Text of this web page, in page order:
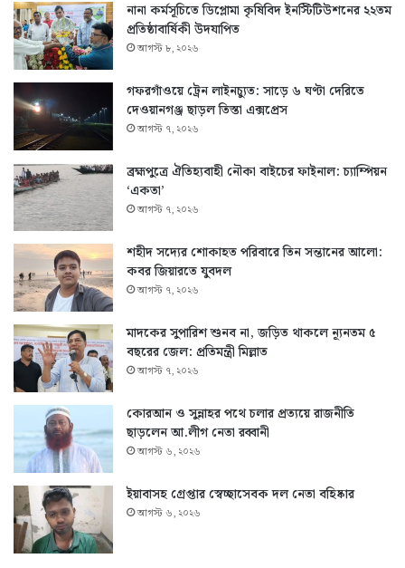
নানা কর্মসূচিতে ডিপ্লোমা কৃষিবিদ ইনস্টিটিউশনের ২২তম
প্রতিষ্ঠাবার্ষিকী উদযাপিত
আগস্ট ৮, ২০২৬
গফরগাঁওয়ে ট্রেন লাইনচ্যুত: সাড়ে ৬ ঘণ্টা দেরিতে
দেওয়ানগঞ্জ ছাড়ল তিস্তা এক্সপ্রেস
আগস্ট ৭, ২০২৬
ব্রহ্মপুত্রে ঐতিহ্যবাহী নৌকা বাইচের ফাইনাল: চ্যাম্পিয়ন
‘একতা’
আগস্ট ৭, ২০২৬
শহীদ সদ্যের শোকাহত পরিবারে তিন সন্তানের আলো:
কবর জিয়ারতে যুবদল
আগস্ট ৭, ২০২৬
মাদকের সুপারিশ শুনব না, জড়িত থাকলে ন্যূনতম ৫
বছরের জেল: প্রতিমন্ত্রী মিল্লাত
আগস্ট ৭, ২০২৬
কোরআন ও সুন্নাহর পথে চলার প্রত্যয়ে রাজনীতি
ছাড়লেন আ.লীগ নেতা রব্বানী
আগস্ট ৬, ২০২৬
ইয়াবাসহ গ্রেপ্তার স্বেচ্ছাসেবক দল নেতা বহিষ্কার
আগস্ট ৬, ২০২৬